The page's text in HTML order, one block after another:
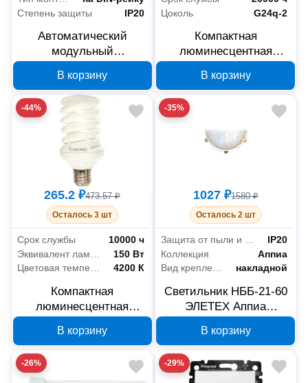
Степень защиты
IP20
Автоматический
модульный
PL6-C25/2 286569, 2P,
C, 25 А
В корзину
Цоколь
G24q-2
Компактная
люминесцентная
D/E 4050300017617, 18
Вт, G24q-2
В корзину
-44%
265.2 ₽473.57 ₽
Осталось 3 шт
Срок службы
10000 ч
150 Вт
Цветовая температура
4200 К
Компактная
люминесцентная
LKsmSPC30wE2742,
E27, 30 Вт, 4200 К
В корзину
-35%
1027 ₽1580 ₽
Осталось 2 шт
IP20
Коллекция
Аппиа
Вид крепления
накладной
Светильник НББ-21-60
ЭЛЕТЕХ Аппиа
В корзину
-26% -29%